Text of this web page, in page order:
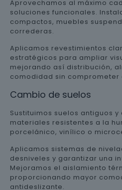
Aprovechamos al máximo
soluciones funcionales.
compactos, muebles
correderas.
Aplicamos revestimientos
estratégicos para ampliar
mejorando así distribución,
comodidad sin comprometer
Cambio de suelos
Sustituimos suelos antiguos
materiales resistentes a la
porcelánico, vinílico o
Aplicamos sistemas de
desniveles y garantizar una
Mejoramos el aislamiento
proporcionando mayor
antideslizante.